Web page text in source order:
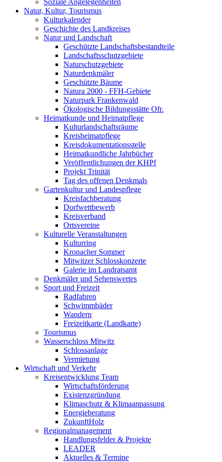
Soziale Angelegenheiten
Natur, Kultur, Tourismus
Kulturkalender
Geschichte des Landkreises
Natur und Landschaft
Geschützte Landschaftsbestandteile
Landschaftsschutzgebiete
Naturschutzgebiete
Naturdenkmäler
Geschützte Bäume
Natura 2000 - FFH-Gebiete
Naturpark Frankenwald
Ökologische Bildungsstätte Ofr.
Heimatkunde und Heimatpflege
Kulturlandschaftsräume
Kreisheimatpflege
Kreisdokumentationsstelle
Heimatkundliche Jahrbücher
Veröffentlichungen der KHPf
Projekt Trinität
Tag des offenen Denkmals
Gartenkultur und Landespflege
Kreisfachberatung
Dorfwettbewerb
Kreisverband
Ortsvereine
Kulturelle Veranstaltungen
Kulturring
Kronacher Sommer
Mitwitzer Schlosskonzerte
Galerie im Landratsamt
Denkmäler und Sehenswertes
Sport und Freizeit
Radfahren
Schwimmbäder
Wandern
Freizeitkarte (Landkarte)
Tourismus
Wasserschloss Mitwitz
Schlossanlage
Vermietung
Wirtschaft und Verkehr
Kreisentwicklung Team
Wirtschaftsförderung
Existenzgründung
Klimaschutz & Klimaanpassung
Energieberatung
ZukunftHolz
Regionalmanagement
Handlungsfelder & Projekte
LEADER
Aktuelles & Termine